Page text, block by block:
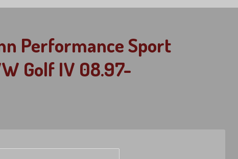
Performance Sport
Golf IV 08.97-